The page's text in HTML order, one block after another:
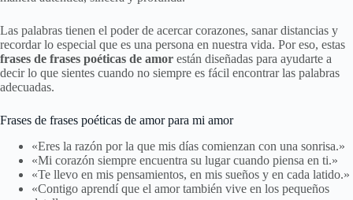
Las palabras tienen el poder de acercar corazones, sanar distancias y
recordar lo especial que es una persona en nuestra vida. Por eso, estas
frases de frases poéticas de amor están diseñadas para ayudarte a
decir lo que sientes cuando no siempre es fácil encontrar las palabras
adecuadas.
Frases de frases poéticas de amor para mi amor
«Eres la razón por la que mis días comienzan con una sonrisa.»
«Mi corazón siempre encuentra su lugar cuando piensa en ti.»
«Te llevo en mis pensamientos, en mis sueños y en cada latido.»
«Contigo aprendí que el amor también vive en los pequeños